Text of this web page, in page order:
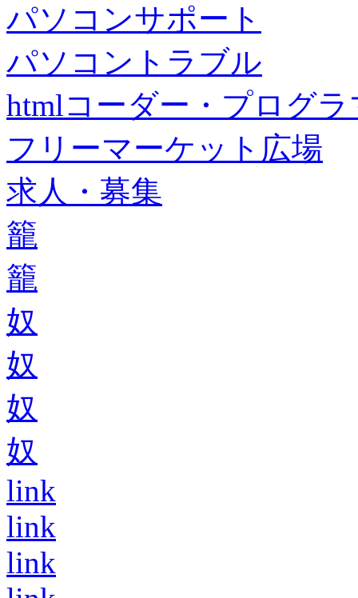
パソコンサポート
パソコントラブル
htmlコーダー・プログラ
フリーマーケット広場
求人・募集
籠
籠
奴
奴
奴
奴
link
link
link